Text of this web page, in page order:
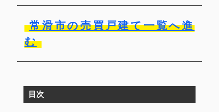
常滑市の売買戸建て一覧へ進
む
目次